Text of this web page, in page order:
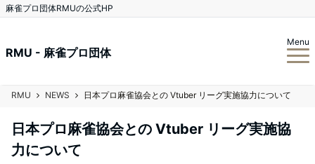
麻雀プロ団体RMUの公式HP
RMU - 麻雀プロ団体
Menu
RMU NEWS 日本プロ麻雀協会との Vtuber リーグ実施協力について
日本プロ麻雀協会との Vtuber リーグ実施協
力について